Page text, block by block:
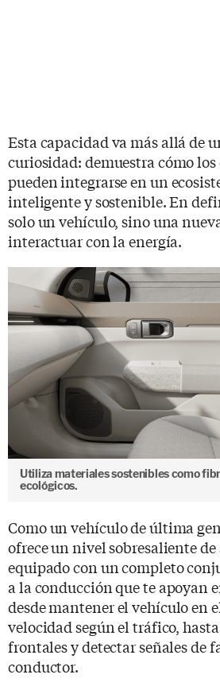
Esta capacidad va más allá de
curiosidad: demuestra cómo los
pueden integrarse en un
inteligente y sostenible. En
solo un vehículo, sino una
interactuar con la energía.
Utiliza materiales sostenibles como
ecológicos.
Como un vehículo de última
ofrece un nivel sobresaliente de
equipado con un completo
a la conducción que te apoyan
desde mantener el vehículo en
velocidad según el tráfico,
frontales y detectar señales de
conductor.